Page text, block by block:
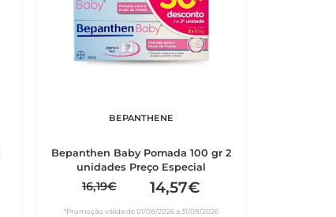
BEPANTHENE
Bepanthen Baby Pomada 100 gr 2
unidades Preço Especial
16,19€ 14,57€
*Promoção válida de 01/08/2026 a 31/08/2026